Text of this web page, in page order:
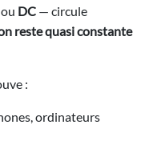
DC — circule
reste quasi constante
:
ordinateurs